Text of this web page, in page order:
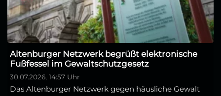
Altenburger Netzwerk begrüßt elektronische
Fußfessel im Gewaltschutzgesetz
30.07.2026, 14:57 Uhr
Das Altenburger Netzwerk gegen häusliche Gewalt